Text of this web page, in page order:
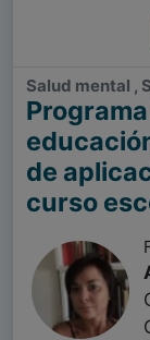
Salud mental ,
de
curso